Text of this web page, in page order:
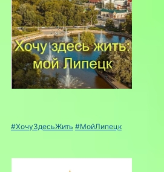
#ХочуЗдесьЖить #МойЛипецк